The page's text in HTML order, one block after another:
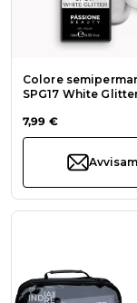
Colore
SPG17 White
7,99 €